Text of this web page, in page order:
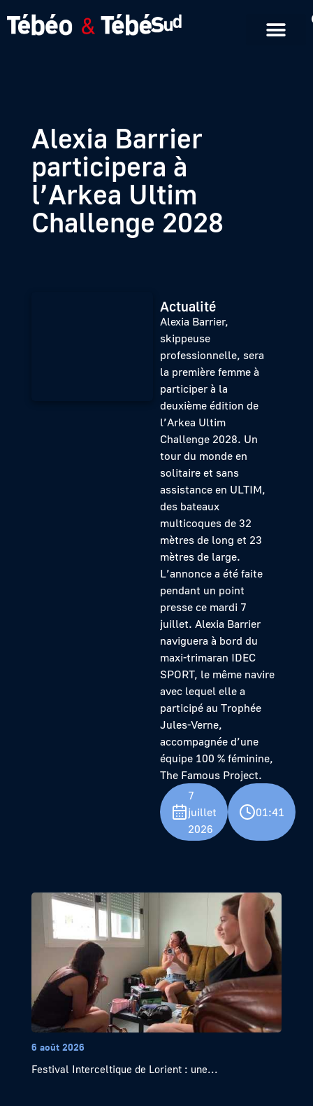
Alexia Barrier
participera à
l’Arkea Ultim
Challenge 2028
Actualité
Alexia Barrier,
skippeuse
professionnelle, sera
la première femme à
participer à la
deuxième édition de
l’Arkea Ultim
Challenge 2028. Un
tour du monde en
solitaire et sans
assistance en ULTIM,
des bateaux
multicoques de 32
mètres de long et 23
mètres de large.
L’annonce a été faite
pendant un point
presse ce mardi 7
juillet. Alexia Barrier
naviguera à bord du
maxi-trimaran IDEC
SPORT, le même navire
avec lequel elle a
participé au Trophée
Jules-Verne,
accompagnée d’une
équipe 100 % féminine,
The Famous Project.
7
juillet
2026
01:41
6 août 2026
Festival Interceltique de Lorient : une...